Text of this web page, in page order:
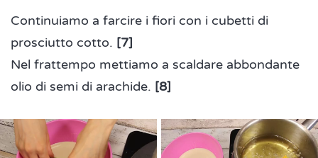
Continuiamo a farcire i fiori con i cubetti di
prosciutto cotto. [7]
Nel frattempo mettiamo a scaldare abbondante
olio di semi di arachide. [8]